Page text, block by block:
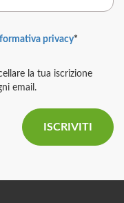
privacy*
la tua iscrizione
email.